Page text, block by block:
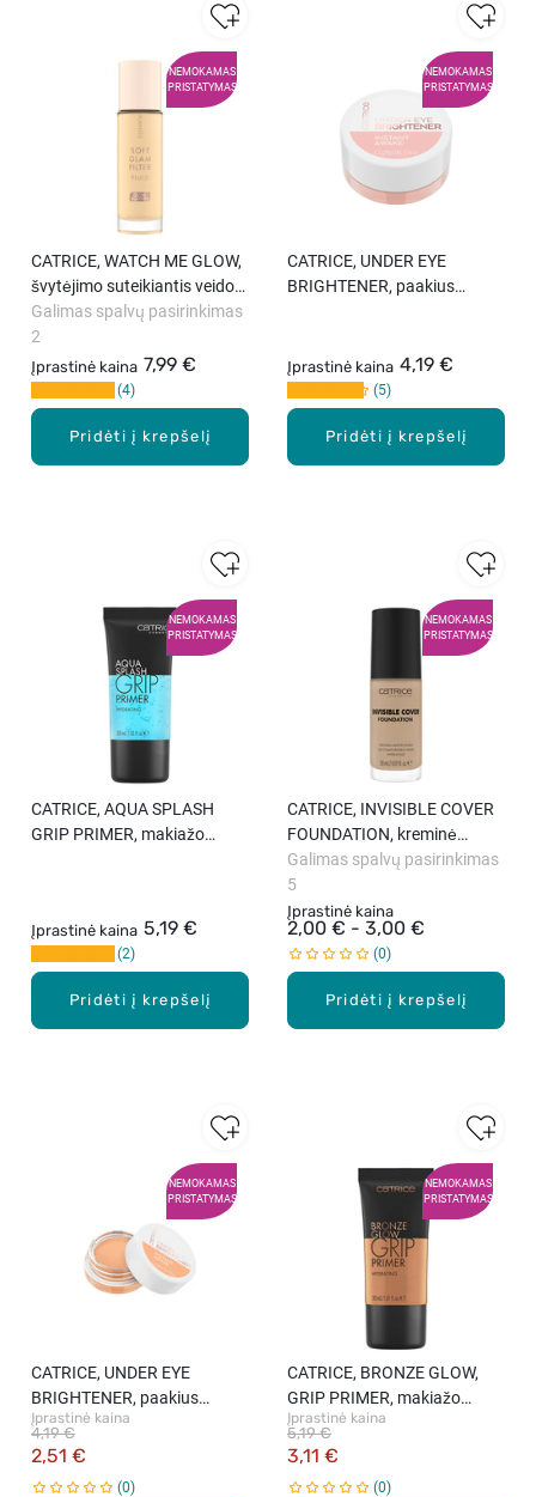
NEMOKAMAS
PRISTATYMAS
Pridėti į krepšelį
CATRICE, WATCH ME GLOW,
švytėjimo suteikiantis veido
fluidas, 30 ml
Įprastinė kaina 7,99 €
Galimas spalvų pasirinkimas
2
4
NEMOKAMAS
PRISTATYMAS
Pridėti į krepšelį
CATRICE, UNDER EYE
BRIGHTENER, paakius
Įprastinė kaina 4,19 €
5
NEMOKAMAS
PRISTATYMAS
Pridėti į krepšelį
CATRICE, AQUA SPLASH
GRIP PRIMER, makiažo
Įprastinė kaina 5,19 €
2
NEMOKAMAS
PRISTATYMAS
Pridėti į krepšelį
CATRICE, INVISIBLE COVER
FOUNDATION, kreminė
pudra, 30 ml.
Įprastinė kaina
2,00 € - 3,00 €
Galimas spalvų pasirinkimas
5
0
NEMOKAMAS
PRISTATYMAS
CATRICE, UNDER EYE
BRIGHTENER, paakius
šviesinanti priemonė, 020
WARM NUDE, 4,2 g.
Įprastinė kaina
2,51 €
4,19 €
0
NEMOKAMAS
PRISTATYMAS
CATRICE, BRONZE GLOW,
GRIP PRIMER, makiažo
pagrindas, 010 SUN GLAZED,
30 ml.
Įprastinė kaina
3,11 €
5,19 €
0